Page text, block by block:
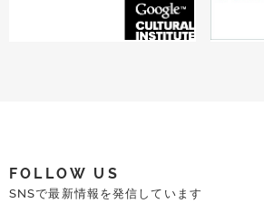
FOLLOW US
SNSで最新情報を発信しています